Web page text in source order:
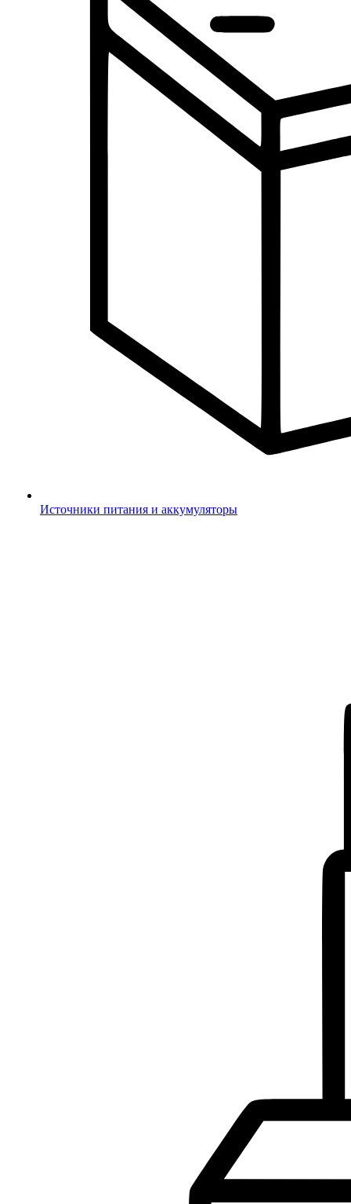
Источники питания и аккумуляторы